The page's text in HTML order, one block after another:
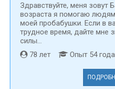
Здравствуйте, меня зовут
возраста я помогаю
моей пробабушки. Если в
трудное время, дайте мне
силы...
78 лет
Опыт 54